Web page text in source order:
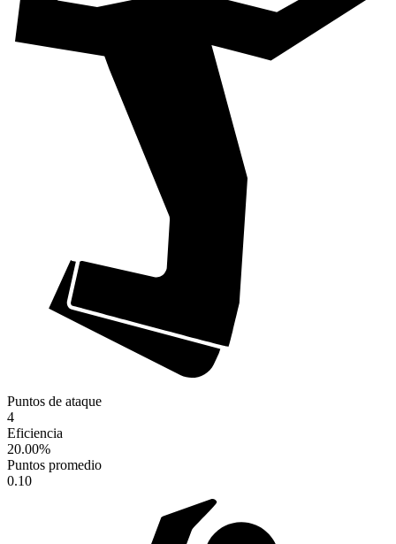
Puntos de ataque
4
Eficiencia
20.00%
Puntos promedio
0.10